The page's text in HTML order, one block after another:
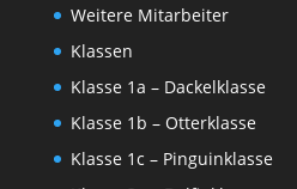
Weitere Mitarbeiter
Klassen
Klasse 1a – Dackelklasse
Klasse 1b – Otterklasse
Klasse 1c – Pinguinklasse